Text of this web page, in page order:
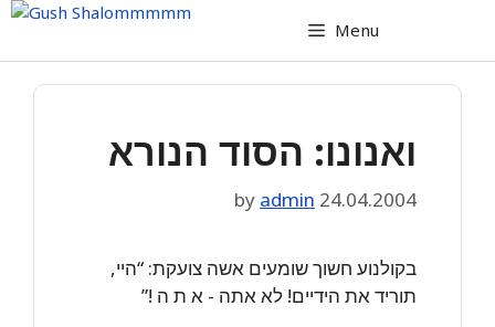
Skip
content
Menu
ואנונו: הסוד הנורא
24.04.2004
by admin
בקולנוע חשוך שומעים אשה צועקת: “היי,
תוריד את הידיים! לא אתה ‏‎-‎‏ א ת ה !”